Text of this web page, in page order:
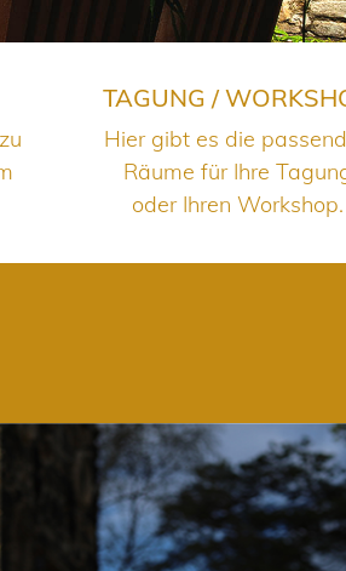
TAGUNG /
Hier gibt es die
Räume für Ihre
oder Ihren Workshop.